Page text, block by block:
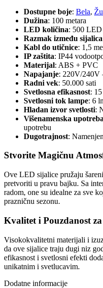
Dostupne boje: Bela,
Dužina: 100 metara
LED količina: 500 LED
Razmak između sijalica
Kabl do utičnice: 1,5
IP zaštita: IP44
Materijal: ABS + PVC
Napajanje: 220V/240V
Radni vek: 50.000 sati
Svetlosna efikasnost:
Svetlosni tok lampe: 6
Hladan izvor svetlosti:
Višenamenska upotreba
upotrebu
Dugotrajnost:
Stvorite Magičnu
Ove LED sijalice pružaju
pretvoriti u pravu bajku. Sa
radom, one su idealne za sve
prazničnu sezonu.
Kvalitet i Pouzdanost
Visokokvalitetni materijali i
da ove sijalice traju dugi niz
efikasnost i svetlosni efekti
unikatnim i svetlucavim.
Dodatne informacije